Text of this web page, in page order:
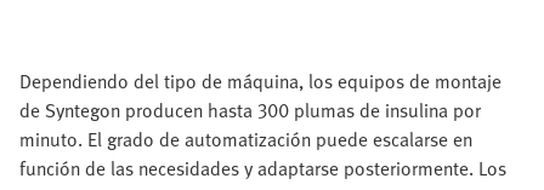
Dependiendo del tipo de máquina, los equipos de montaje
de Syntegon producen hasta 300 plumas de insulina por
minuto. El grado de automatización puede escalarse en
función de las necesidades y adaptarse posteriormente. Los